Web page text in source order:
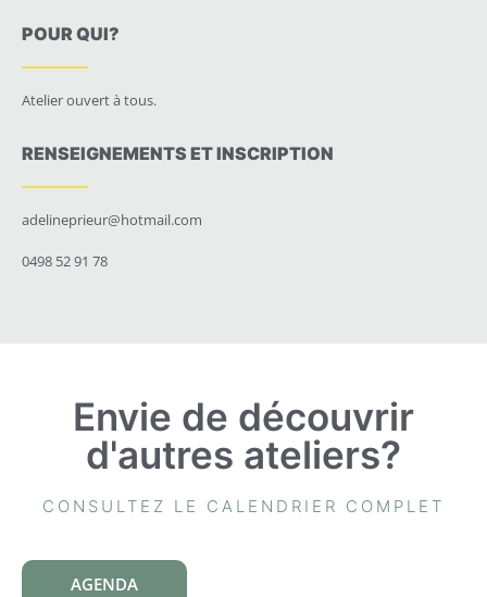
POUR QUI?
Atelier ouvert à tous.
RENSEIGNEMENTS ET INSCRIPTION
adelineprieur@hotmail.com
0498 52 91 78
Envie de découvrir
d'autres ateliers?
CONSULTEZ LE CALENDRIER COMPLET
AGENDA